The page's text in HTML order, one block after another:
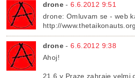
drone -6.6.2012 9:51
drone: Omluvam se - web
http://
drone -6.6.2012 9:38
Ahoj!
21.6 v Praze zahraje velmi